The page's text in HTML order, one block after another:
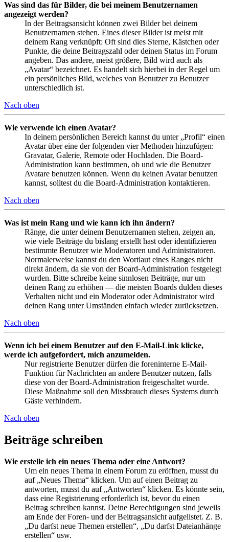
Was sind das für Bilder, die bei meinem Benutzernamen
angezeigt werden?
In der Beitragsansicht können zwei Bilder bei deinem
Benutzernamen stehen. Eines dieser Bilder ist meist mit
deinem Rang verknüpft: Oft sind dies Sterne, Kästchen oder
Punkte, die deine Beitragszahl oder deinen Status im Forum
angeben. Das andere, meist größere, Bild wird auch als
„Avatar“ bezeichnet. Es handelt sich hierbei in der Regel um
ein persönliches Bild, welches von Benutzer zu Benutzer
unterschiedlich ist.
Nach oben
Wie verwende ich einen Avatar?
In deinem persönlichen Bereich kannst du unter „Profil“ einen
Avatar über eine der folgenden vier Methoden hinzufügen:
Gravatar, Galerie, Remote oder Hochladen. Die Board-
Administration kann bestimmen, ob und wie die Benutzer
Avatare benutzen können. Wenn du keinen Avatar benutzen
kannst, solltest du die Board-Administration kontaktieren.
Nach oben
Was ist mein Rang und wie kann ich ihn ändern?
Ränge, die unter deinem Benutzernamen stehen, zeigen an,
wie viele Beiträge du bislang erstellt hast oder identifizieren
bestimmte Benutzer wie Moderatoren und Administratoren.
Normalerweise kannst du den Wortlaut eines Ranges nicht
direkt ändern, da sie von der Board-Administration festgelegt
wurden. Bitte schreibe keine sinnlosen Beiträge, nur um
deinen Rang zu erhöhen — die meisten Boards dulden dieses
Verhalten nicht und ein Moderator oder Administrator wird
deinen Rang unter Umständen einfach wieder zurücksetzen.
Nach oben
Wenn ich bei einem Benutzer auf den E-Mail-Link klicke,
werde ich aufgefordert, mich anzumelden.
Nur registrierte Benutzer dürfen die foreninterne E-Mail-
Funktion für Nachrichten an andere Benutzer nutzen, falls
diese von der Board-Administration freigeschaltet wurde.
Diese Maßnahme soll den Missbrauch dieses Systems durch
Gäste verhindern.
Nach oben
Beiträge schreiben
Wie erstelle ich ein neues Thema oder eine Antwort?
Um ein neues Thema in einem Forum zu eröffnen, musst du
auf „Neues Thema“ klicken. Um auf einen Beitrag zu
antworten, musst du auf „Antworten“ klicken. Es könnte sein,
dass eine Registrierung erforderlich ist, bevor du einen
Beitrag schreiben kannst. Deine Berechtigungen sind jeweils
am Ende der Foren- und der Beitragsansicht aufgelistet. Z. B.
„Du darfst neue Themen erstellen“, „Du darfst Dateianhänge
erstellen“ usw.